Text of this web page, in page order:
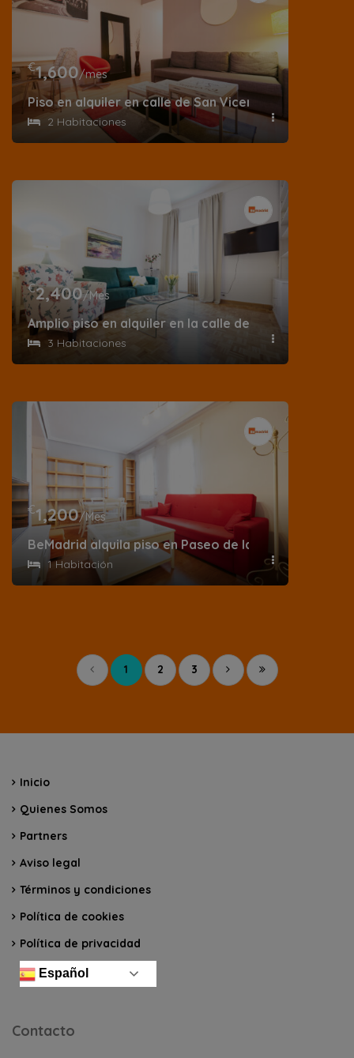
€1,600/mes
Piso en alquiler en calle de San Vicente Ferrer
2 Habitaciones
€2,400/Mes
Amplio piso en alquiler en la calle del Rey Francisco
3 Habitaciones
€1,200/Mes
BeMadrid alquila piso en Paseo de la Dirección
1 Habitación
1 2 3
Inicio
Quienes Somos
Partners
Aviso legal
Términos y condiciones
Política de cookies
Política de privacidad
Español
Contacto